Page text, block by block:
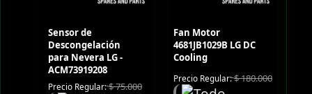
Sensor de
Descongelación
para Nevera LG -
ACM73919208
Precio Regular:$75.000
Fan Motor
4681JB1029B LG DC
Cooling
Precio Regular:$180.000